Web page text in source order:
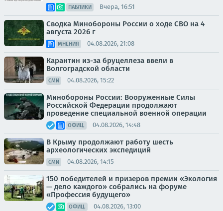
ПАБЛИКИ Вчера, 16:51
Сводка Минобороны России о ходе СВО на 4
августа 2026 г
МНЕНИЯ 04.08.2026, 21:08
Карантин из-за бруцеллеза ввели в
Волгоградской области
СМИ 04.08.2026, 15:22
Минобороны России: Вооруженные Силы
Российской Федерации продолжают
проведение специальной военной операции
ОФИЦ. 04.08.2026, 14:48
В Крыму продолжают работу шесть
археологических экспедиций
СМИ 04.08.2026, 14:15
150 победителей и призеров премии «Экология
— дело каждого» собрались на форуме
«Профессия будущего»
ОФИЦ. 04.08.2026, 13:00